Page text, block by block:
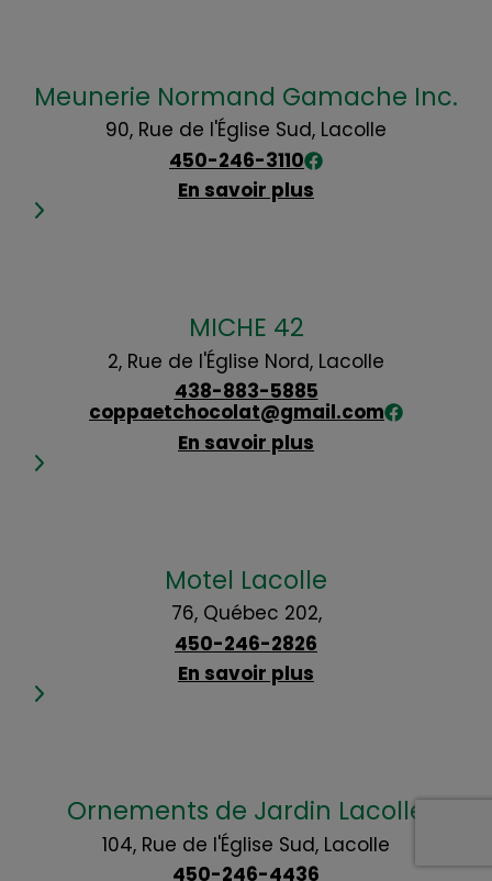
Meunerie Normand Gamache Inc.
90, Rue de l'Église Sud, Lacolle
450-246-3110
En savoir plus
MICHE 42
2, Rue de l'Église Nord, Lacolle
438-883-5885
coppaetchocolat@gmail.com
En savoir plus
Motel Lacolle
76, Québec 202,
450-246-2826
En savoir plus
Ornements de Jardin Lacolle
104, Rue de l'Église Sud, Lacolle
450-246-4436